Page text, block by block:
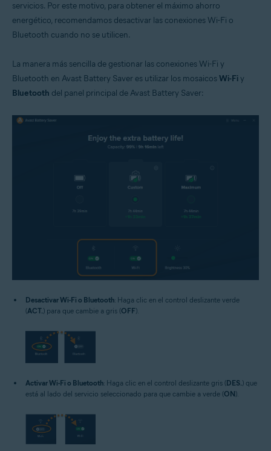
servicios. Por este motivo, para obtener el máximo ahorro
energético, recomendamos desactivar las conexiones Wi-Fi o
Bluetooth cuando no se utilicen.
La manera más sencilla de gestionar las conexiones Wi-Fi y
Bluetooth en Avast Battery Saver es utilizar los mosaicosWi-Fiy
Bluetooth del panel principal de Avast Battery Saver:
Desactivar Wi-Fi o Bluetooth: Haga clic en el control deslizante verde
(ACT.) para que cambie a gris (OFF).
Activar Wi-Fi o Bluetooth: Haga clic en el control deslizante gris (DES.) que
está al lado del servicio seleccionado para que cambie a verde (ON).